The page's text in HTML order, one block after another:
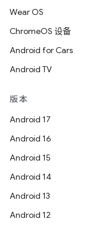
Wear OS
ChromeOS 设备
Android for Cars
Android TV
版本
Android 17
Android 16
Android 15
Android 14
Android 13
Android 12